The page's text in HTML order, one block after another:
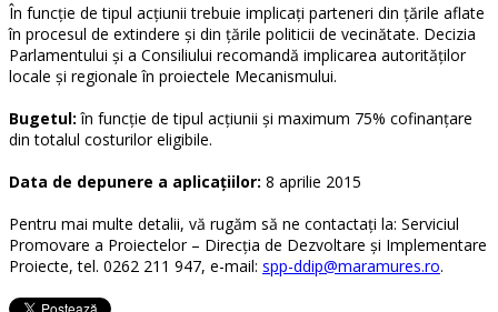
În funcţie de tipul acţiunii trebuie implicaţi parteneri din ţările aflate
în procesul de extindere şi din ţările politicii de vecinătate. Decizia
Parlamentului şi a Consiliului recomandă implicarea autorităţilor
locale şi regionale în proiectele Mecanismului.
Bugetul: în funcţie de tipul acţiunii şi maximum 75% cofinanţare
din totalul costurilor eligibile.
Data de depunere a aplicaţiilor: 8 aprilie 2015
Pentru mai multe detalii, vă rugăm să ne contactaţi la: Serviciul
Promovare a Proiectelor – Direcţia de Dezvoltare şi Implementare
Proiecte, tel. 0262 211 947, e-mail: spp-ddip@maramures.ro.